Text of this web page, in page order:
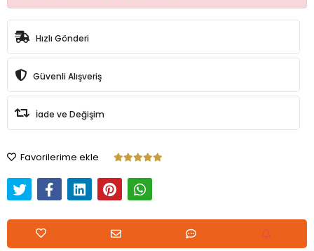
Hızlı Gönderi
Güvenli Alışveriş
İade ve Değişim
Favorilerime ekle